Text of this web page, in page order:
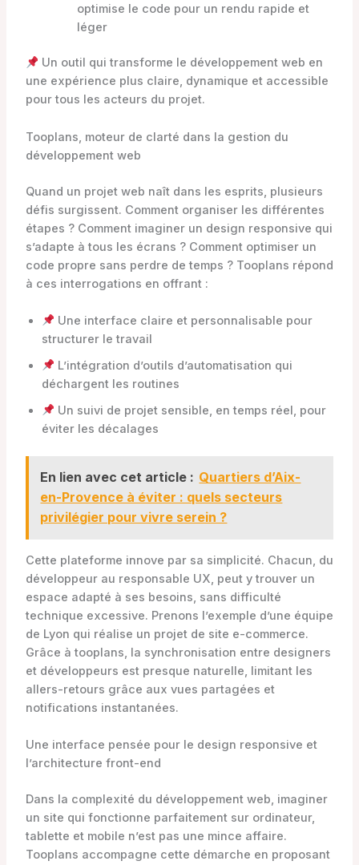
optimise le code pour un rendu rapide et
léger
Un outil qui transforme le développement web en
une expérience plus claire, dynamique et accessible
pour tous les acteurs du projet.
Tooplans, moteur de clarté dans la gestion du
développement web
Quand un projet web naît dans les esprits, plusieurs
défis surgissent. Comment organiser les différentes
étapes ? Comment imaginer un design responsive qui
s’adapte à tous les écrans ? Comment optimiser un
code propre sans perdre de temps ? Tooplans répond
à ces interrogations en offrant :
Une interface claire et personnalisable pour
structurer le travail
L’intégration d’outils d’automatisation qui
déchargent les routines
Un suivi de projet sensible, en temps réel, pour
éviter les décalages
En lien avec cet article : Quartiers d’Aix-
en-Provence à éviter : quels secteurs
privilégier pour vivre serein ?
Cette plateforme innove par sa simplicité. Chacun, du
développeur au responsable UX, peut y trouver un
espace adapté à ses besoins, sans difficulté
technique excessive. Prenons l’exemple d’une équipe
de Lyon qui réalise un projet de site e-commerce.
Grâce à tooplans, la synchronisation entre designers
et développeurs est presque naturelle, limitant les
allers-retours grâce aux vues partagées et
notifications instantanées.
Une interface pensée pour le design responsive et
l’architecture front-end
Dans la complexité du développement web, imaginer
un site qui fonctionne parfaitement sur ordinateur,
tablette et mobile n’est pas une mince affaire.
Tooplans accompagne cette démarche en proposant